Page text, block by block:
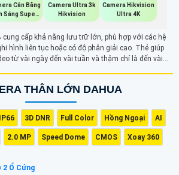
Cân Bằng
Sáng Super
Adapt
Camera Ultra 3k
Hikvision
Camera Hikvision
Ultra 4K
cung cấp khả năng lưu trữ lớn, phù hợp với các hệ
hình liên tục hoặc có độ phân giải cao. Thẻ giúp
từ vài ngày đến vài tuần và thậm chí là đến vài
THÂN LỚN DAHUA
IP66 3D DNR Full Color Hồng Ngoại AI
2.0 MP Speed Dome CMOS Xoay 360
2 Ổ Cứng